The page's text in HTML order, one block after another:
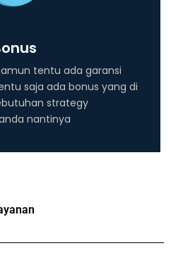
tentu ada garansi
saja ada bonus yang di
strategy
nantinya